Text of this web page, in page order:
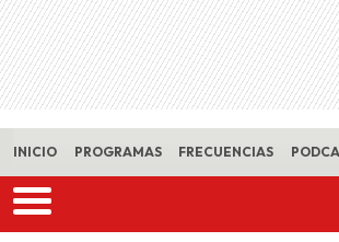
INICIO PROGRAMAS FRECUENCIAS